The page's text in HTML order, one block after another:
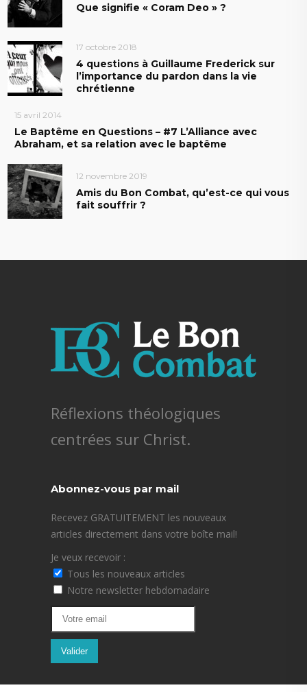
Que signifie « Coram Deo » ?
17 octobre 2018
4 questions à Guillaume Frederick sur
l’importance du pardon dans la vie
chrétienne
15 avril 2014
Le Baptême en Questions – #7 L’Alliance avec
Abraham, et sa relation avec le baptême
12 novembre 2019
Amis du Bon Combat, qu’est-ce qui vous
fait souffrir ?
Réflexions théologiques
centrées sur Christ.
Abonnez-vous par mail
Recevez GRATUITEMENT les nouveaux
articles directement dans votre boîte mail!
Je veux recevoir :
Tous les nouveaux articles
Notre newsletter hebdomadaire